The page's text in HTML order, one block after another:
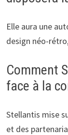
Elle aura une
design néo-
Comment
face à la
Stellantis mise
et des